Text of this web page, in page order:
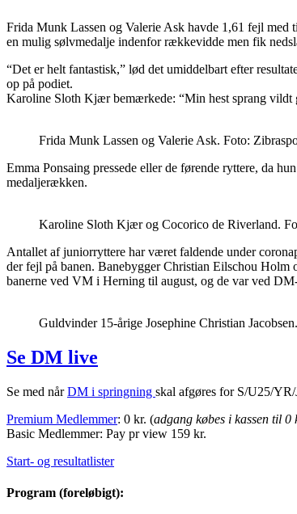
Frida Munk Lassen og Valerie Ask havde 1,61 fejl
en mulig sølvmedalje indenfor rækkevidde men fik
“Det er helt fantastisk,” lød det umiddelbart efter
op på podiet.
Karoline Sloth Kjær bemærkede: “Min hest sprang vildt
Frida Munk Lassen og Valerie Ask. Foto:
Emma Ponsaing pressede eller de førende ryttere, da
medaljerækken.
Karoline Sloth Kjær og Cocorico de Riverland.
Antallet af juniorryttere har været faldende under
der fejl på banen. Banebygger Christian Eilschou Holm
banerne ved VM i Herning til august, og de var ved
Guldvinder 15-årige Josephine Christian
Se DM live
Se med nårDM i springning skal afgøres for S/U25/
Premium Medlemmer: 0 kr. (adgang købes i kassen til 0
Basic Medlemmer: Pay pr view 159 kr.
Start- og resultatlister
Program (foreløbigt):